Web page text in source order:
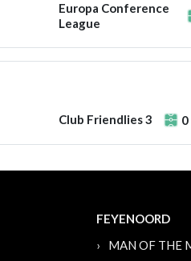
Europa Conference
League
Club Friendlies 3 0
FEYENOORD
MAN OF THE